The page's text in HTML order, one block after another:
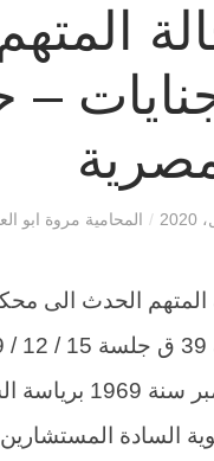
/ المحامية مروة ابو
ديسمبر
السادة